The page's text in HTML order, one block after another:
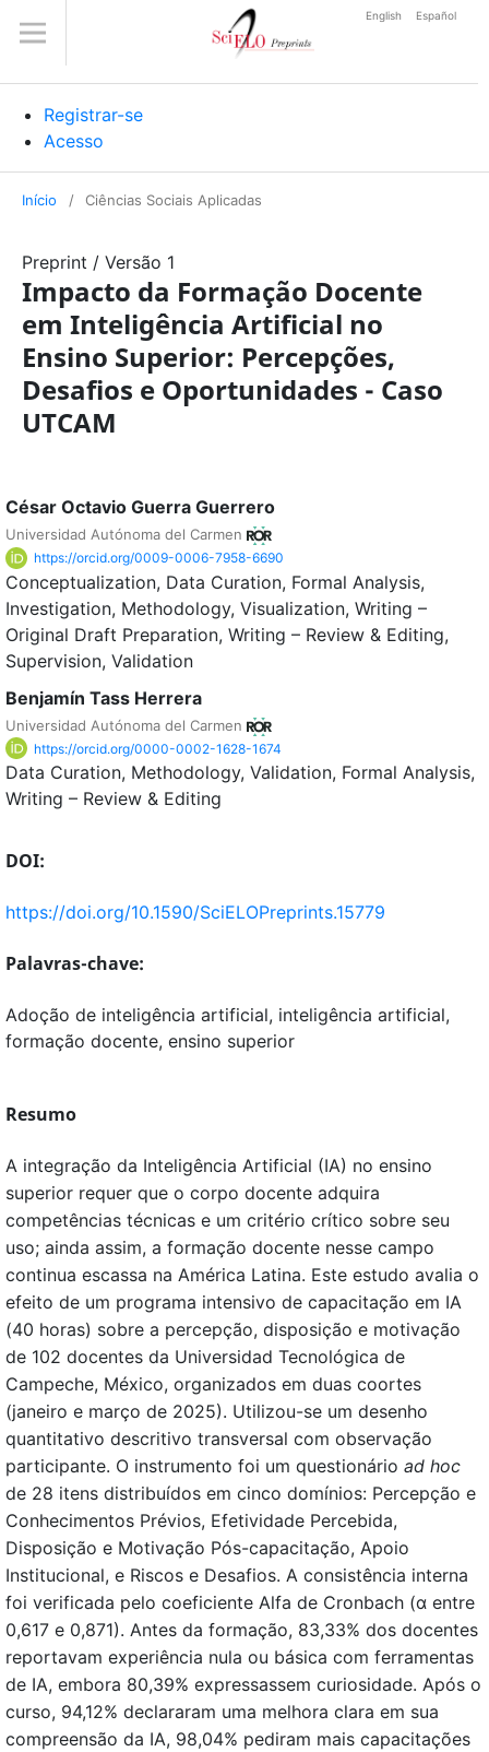
Registrar-se
Acesso
English Español
Início / Ciências Sociais Aplicadas
Preprint / Versão 1
Impacto da Formação Docente
em Inteligência Artificial no
Ensino Superior: Percepções,
Desafios e Oportunidades - Caso
UTCAM
César Octavio Guerra Guerrero
Universidad Autónoma del Carmen
https://orcid.org/0009-0006-7958-6690
Conceptualization Data Curation Formal Analysis
Investigation Methodology Visualization Writing –
Original Draft Preparation Writing – Review & Editing
Supervision Validation
Benjamín Tass Herrera
Universidad Autónoma del Carmen
https://orcid.org/0000-0002-1628-1674
Data Curation Methodology Validation Formal Analysis
Writing – Review & Editing
DOI:
https://doi.org/10.1590/SciELOPreprints.15779
Palavras-chave:
Adoção de inteligência artificial, inteligência artificial,
formação docente, ensino superior
Resumo
A integração da Inteligência Artificial (IA) no ensino
superior requer que o corpo docente adquira
competências técnicas e um critério crítico sobre seu
uso; ainda assim, a formação docente nesse campo
continua escassa na América Latina. Este estudo avalia o
efeito de um programa intensivo de capacitação em IA
(40 horas) sobre a percepção, disposição e motivação
de 102 docentes da Universidad Tecnológica de
Campeche, México, organizados em duas coortes
(janeiro e março de 2025). Utilizou-se um desenho
quantitativo descritivo transversal com observação
participante. O instrumento foi um questionário ad hoc
de 28 itens distribuídos em cinco domínios: Percepção e
Conhecimentos Prévios, Efetividade Percebida,
Disposição e Motivação Pós-capacitação, Apoio
Institucional, e Riscos e Desafios. A consistência interna
foi verificada pelo coeficiente Alfa de Cronbach (α entre
0,617 e 0,871). Antes da formação, 83,33% dos docentes
reportavam experiência nula ou básica com ferramentas
de IA, embora 80,39% expressassem curiosidade. Após o
curso, 94,12% declararam uma melhora clara em sua
compreensão da IA, 98,04% pediram mais capacitações